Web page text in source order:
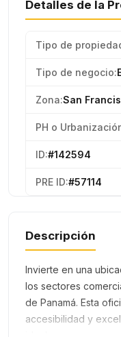
Detalles de la
Tipo de
Tipo de negocio:
Zona:San
PH o
ID:#142594
PRE ID:#57114
Descripción
Invierte en una
los sectores
de Panamá. Esta
accesibilidad y